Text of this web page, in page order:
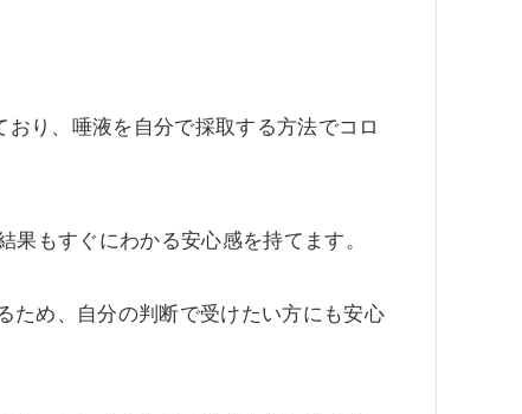
り、唾液を自分で採取する方法でコロ
もすぐにわかる安心感を持てます。
ため、自分の判断で受けたい方にも安心